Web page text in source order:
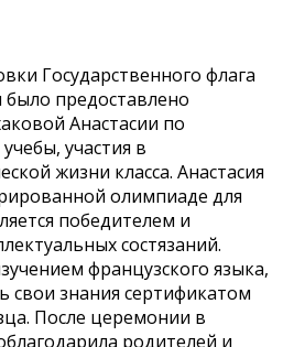
Государственного флага
предоставлено
Анастасии по
участия в
жизни класса. Анастасия
олимпиаде для
победителем и
состязаний.
французского языка,
знания сертификатом
После церемонии в
родителей и